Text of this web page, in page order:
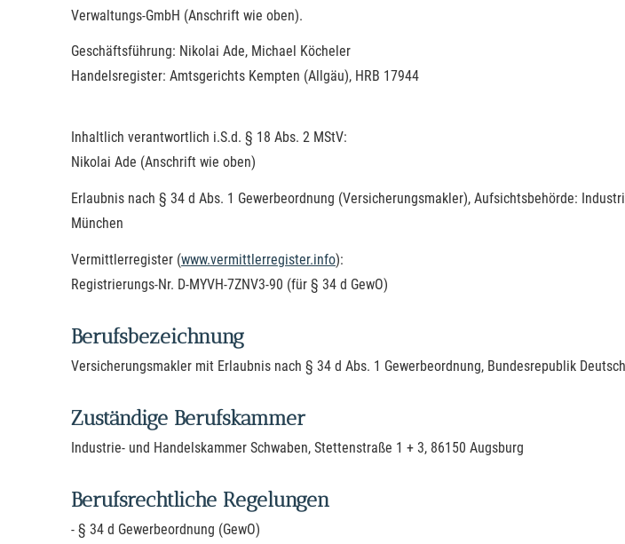
Verwaltungs-GmbH (Anschrift wie oben).
Geschäftsführung: Nikolai Ade, Michael Köcheler
Handelsregister: Amtsgerichts Kempten (Allgäu), HRB 17944
Inhaltlich verantwortlich i.S.d. § 18 Abs. 2 MStV:
Nikolai Ade (Anschrift wie oben)
Erlaubnis nach § 34 d Abs. 1 Gewerbeordnung (Ver­sicherungs­makler), Aufsichtsbehörde:
München
Vermittlerregister (www.vermittlerregister.info):
Registrierungs-Nr. D-MYVH-7ZNV3-90 (für § 34 d GewO)
Berufsbezeichnung
Ver­sicherungs­makler mit Erlaubnis nach § 34 d Abs. 1 Gewerbeordnung, Bundesrepublik
Zuständige Berufskammer
Industrie- und Handelskammer Schwaben, Stettenstraße 1 + 3, 86150 Augsburg
Berufsrechtliche Regelungen
- § 34 d Gewerbeordnung (GewO)